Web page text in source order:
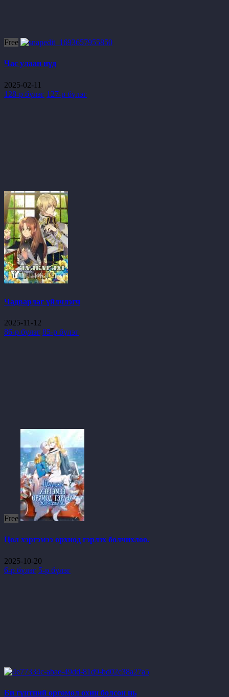
Free
Час улаан нүд
2025-02-11
128-р бүлэг 127-р бүлэг
Чадварлаг үйлчлэгч
2025-11-12
86-р бүлэг 85-р бүлэг
Free
Цол хэргэмээ орхиод гэрлэх болчихлоо.
2025-10-20
6-р бүлэг 5-р бүлэг
Би гүнтний өргөмөл охин болсон нь